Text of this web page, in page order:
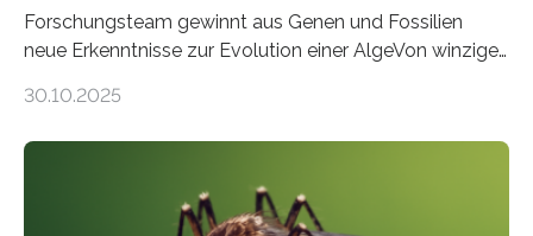
Forschungsteam gewinnt aus Genen und Fossilien
neue Erkenntnisse zur Evolution einer AlgeVon winzigen
Landpflanzen zählen zu den komplexesten
Grünalgen, die vor Hunderten von Millionen Jahren
lebten. Unter den Vorfahren sticht eine Gruppe heraus,
30.10.2025